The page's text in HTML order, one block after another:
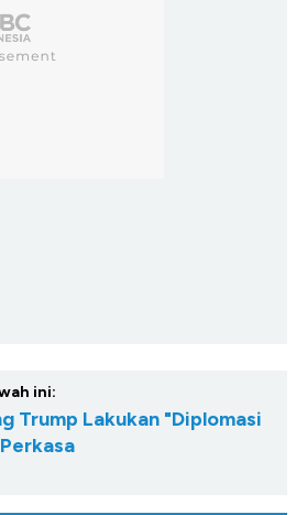
ini:
Trump Lakukan "Diplomasi